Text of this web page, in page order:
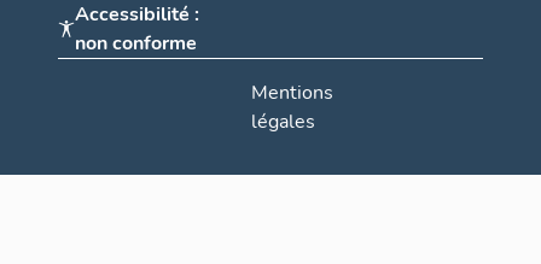
Accessibilité :
non conforme
Mentions
légales